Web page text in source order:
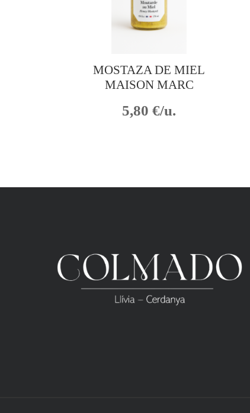
MOSTAZA DE MIEL
MAISON MARC
5,80€/u.